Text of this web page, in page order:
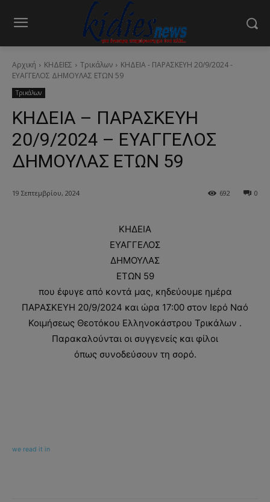
Αρχική ΚΗΔΕΙΕΣ Τρικάλων
ΚΗΔΕΙΑ - ΠΑΡΑΣΚΕΥΗ 20/9/2024 -
ΕΥΑΓΓΕΛΟΣ ΔΗΜΟΥΛΑΣ ΕΤΩΝ 59
Τρικάλων
ΚΗΔΕΙΑ – ΠΑΡΑΣΚΕΥΗ
20/9/2024 – ΕΥΑΓΓΕΛΟΣ
ΔΗΜΟΥΛΑΣ ΕΤΩΝ 59
19 Σεπτεμβρίου, 2024 0
692
ΚΗΔΕΙΑ
ΕΥΑΓΓΕΛΟΣ
ΔΗΜΟΥΛΑΣ
ΕΤΩΝ 59
που έφυγε από κοντά μας, κηδεύουμε ημέρα
ΠΑΡΑΣΚΕΥΗ 20/9/2024 και ώρα 17:00 στον Ιερό Ναό
Κοιμήσεως Θεοτόκου Ελληνοκάστρου Τρικάλων .
Παρακαλούνται οι συγγενείς και φίλοι
όπως συνοδεύσουν τη σορό.
we read it in